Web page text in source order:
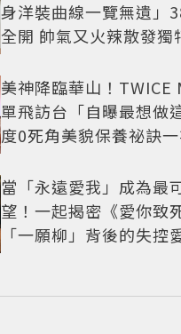
身洋裝曲線一覽無遺」
全開 帥氣又火辣散發獨
美神降臨華山！TWICE
單飛訪台「自曝最想做
度0死角美貌保養祕訣
當「永遠愛我」成為最
望！一起揭密《愛你致
「一願柳」背後的失控